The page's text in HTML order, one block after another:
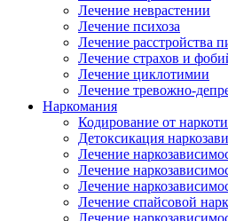
Лечение неврастении
Лечение психоза
Лечение расстройства
Лечение страхов и
Лечение циклотимии
Лечение тревожно-
Наркомания
Кодирование от
Детоксикация
Лечение
Лечение
Лечение
Лечение спайсовой
Лечение